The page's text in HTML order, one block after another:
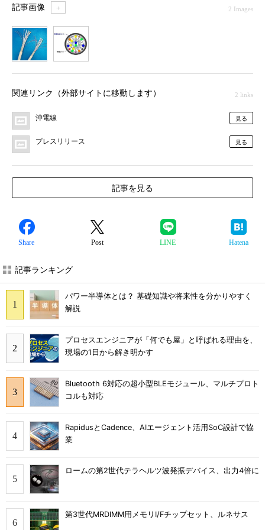
記事画像 ＋ 2 Images
関連リンク（外部サイトに移動します） 2 links
沖電線 見る
プレスリリース 見る
記事を見る
Share Post LINE Hatena
記事ランキング
パワー半導体とは？ 基礎知識や将来性を分かりやすく
解説
プロセスエンジニアが「何でも屋」と呼ばれる理由を、
現場の1日から解き明かす
Bluetooth 6対応の超小型BLEモジュール、マルチプロト
コルも対応
RapidusとCadence、AIエージェント活用SoC設計で協
業
ロームの第2世代テラヘルツ波発振デバイス、出力4倍に
第3世代MRDIMM用メモリI/Fチップセット、ルネサス